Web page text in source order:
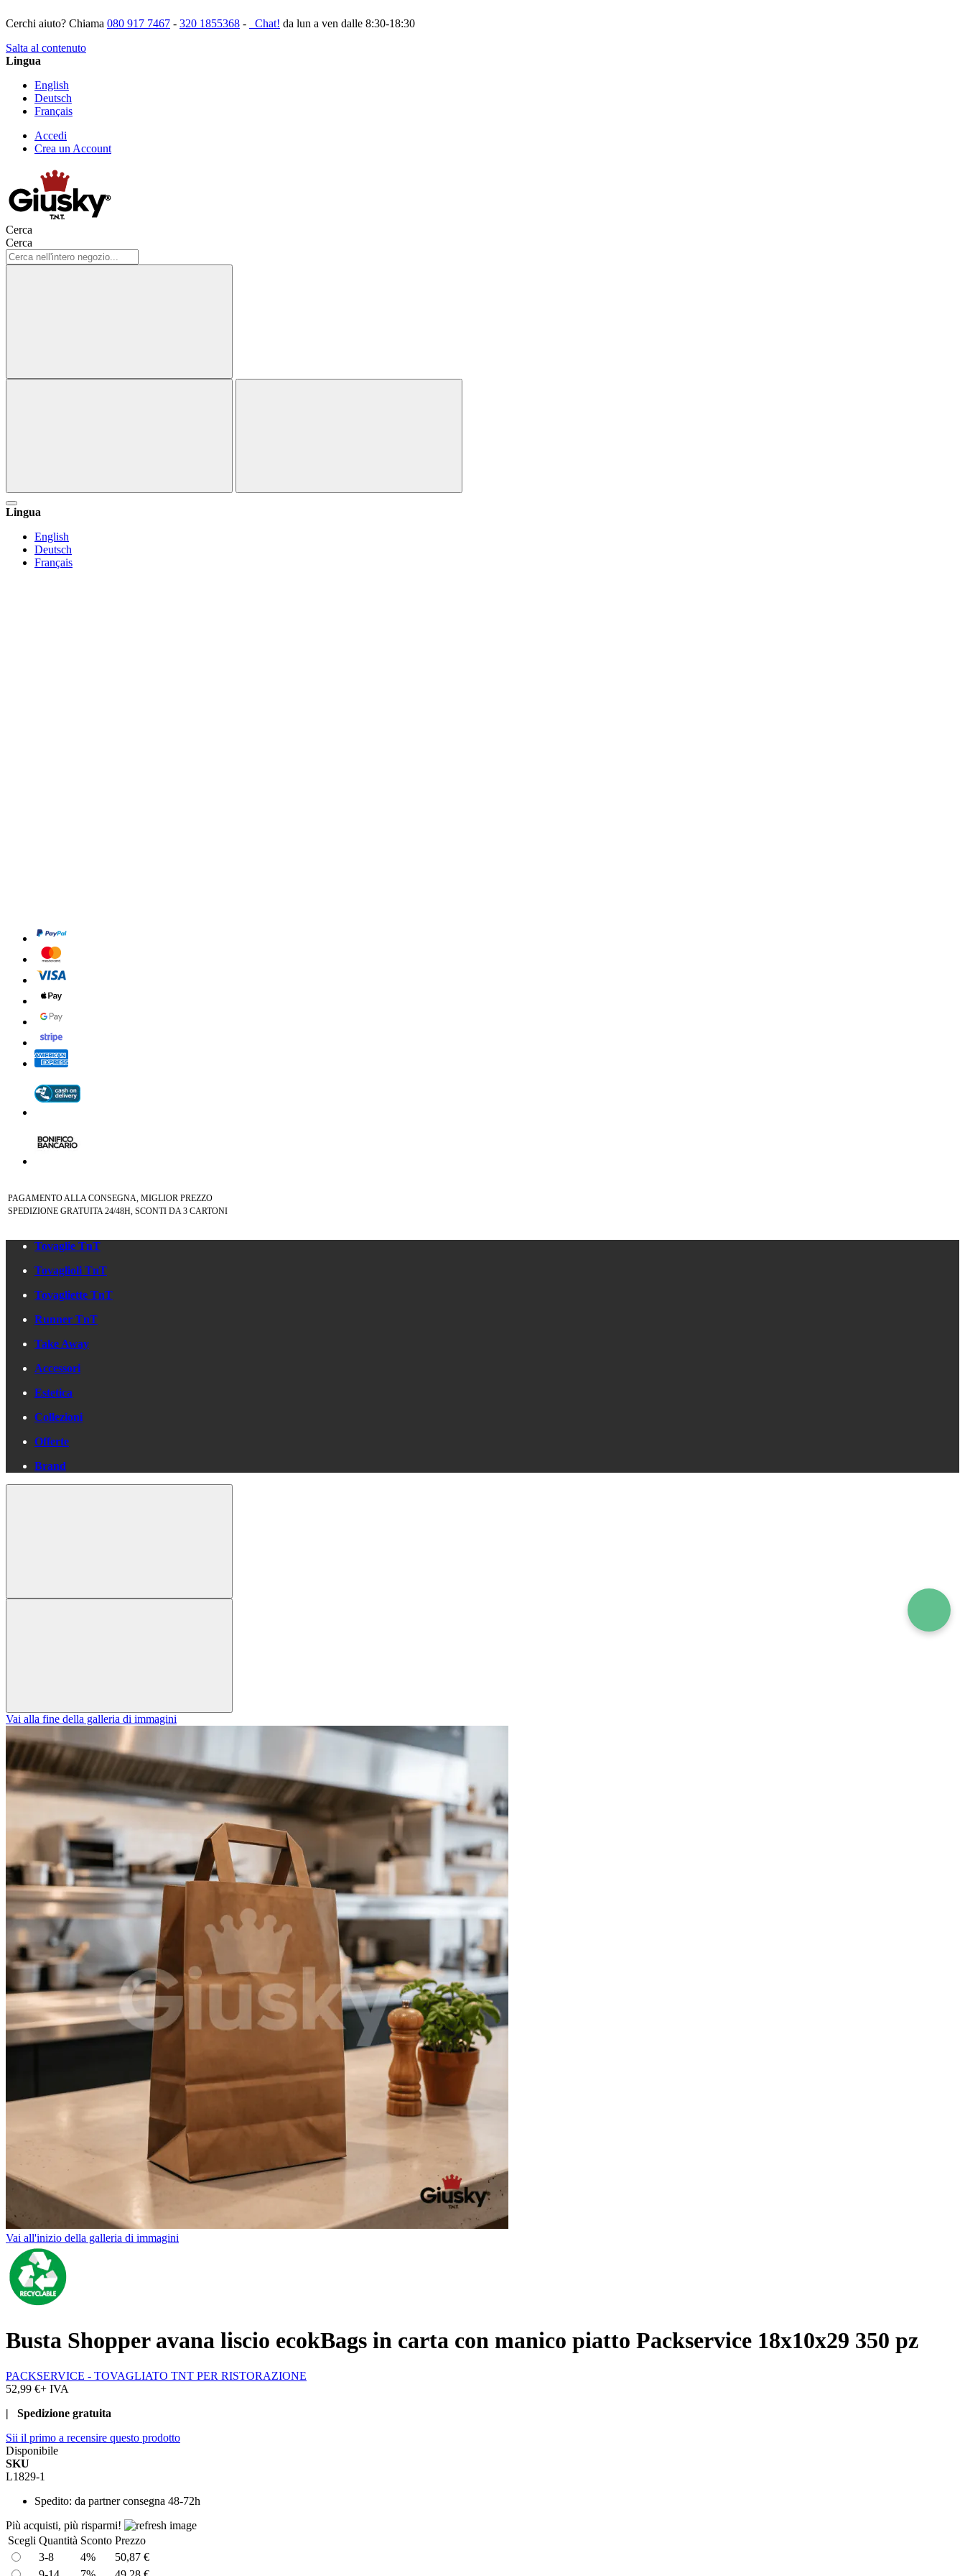
Cerchi aiuto? Chiama 080 917 7467 - 320 1855368 - Chat! da lun a ven dalle 8:30-18:30
Salta al contenuto
Lingua
English
Deutsch
Français
Accedi
Crea un Account
Cerca
Cerca
Lingua
English
Deutsch
Français
PAGAMENTO ALLA CONSEGNA, MIGLIOR PREZZO
SPEDIZIONE GRATUITA 24/48H, SCONTI DA 3 CARTONI
Tovaglie TnT
Tovaglioli TnT
Tovagliette TnT
Runner TnT
Take Away
Accessori
Estetica
Collezioni
Offerte
Brand
Vai alla fine della galleria di immagini
Vai all'inizio della galleria di immagini
Busta Shopper avana liscio ecokBags in carta con manico piatto Packservice 18x10x29 350 pz
PACKSERVICE - TOVAGLIATO TNT PER RISTORAZIONE
52,99 €+ IVA
| Spedizione gratuita
Sii il primo a recensire questo prodotto
Disponibile
SKU
L1829-1
Spedito: da partner consegna 48-72h
Più acquisti, più risparmi!
Scegli Quantità Sconto Prezzo
3-8
4%
50,87 €